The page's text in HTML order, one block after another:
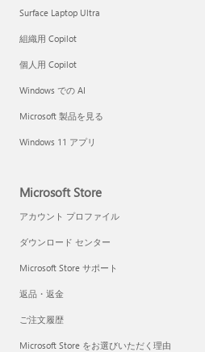
Surface Laptop Ultra
組織用 Copilot
個人用 Copilot
Windows での AI
Microsoft 製品を見る
Windows 11 アプリ
Microsoft Store
アカウント プロファイル
ダウンロード センター
Microsoft Store サポート
返品・返金
ご注文履歴
Microsoft Store をお選びいただく理由